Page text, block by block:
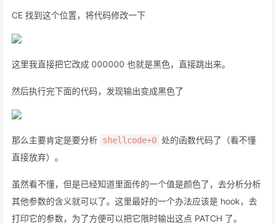
CE 找到这个位置，将代码修改一下
这里我直接把它改成 000000 也就是黑色，直接跳出来。
然后执行完下面的代码，发现输出变成黑色了
那么主要肯定是要分析 shellcode+0 处的函数代码了（看不懂
直接放弃）。
虽然看不懂，但是已经知道里面传的一个值是颜色了，去分析分析
其他参数的含义就可以了。这里最好的一个办法应该是 hook，去
打印它的参数，为了方便可以把它限时输出这点 PATCH 了。